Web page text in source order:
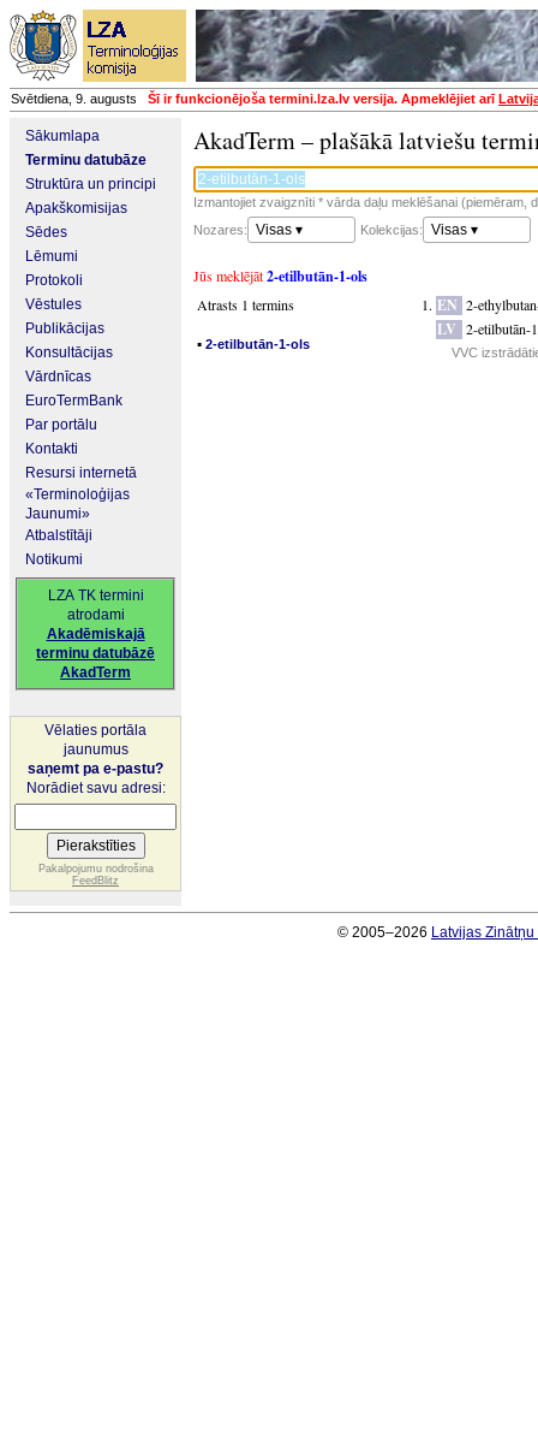
Svētdiena, 9. augusts Šī ir funkcionējoša termini.lza.lv versija. Apmeklējiet arī
Sākumlapa
Terminu datubāze
Struktūra un principi
Apakškomisijas
Sēdes
Lēmumi
Protokoli
Vēstules
Publikācijas
Konsultācijas
Vārdnīcas
EuroTermBank
Par portālu
Kontakti
Resursi internetā
«Terminoloģijas
Jaunumi»
Atbalstītāji
Notikumi
LZA TK termini
atrodami
Akadēmiskajā
terminu datubāzē
AkadTerm
Vēlaties portāla
jaunumus
saņemt pa e-pastu?
Norādiet savu adresi:
Pakalpojumu nodrošina
FeedBlitz
AkadTerm – plašākā latviešu
Izmantojiet zvaigznīti * vārda daļu meklēšanai (piemēram,
Nozares:
Visas ▾ Kolekcijas: Visas ▾
Jūs meklējāt2-etilbutān-1-ols
Atrasts 1 termins
▪ 2-etilbutān-1-ols
EN 2-
LV 2-etilbutān-
VVC
© 2005–2026 Latvijas